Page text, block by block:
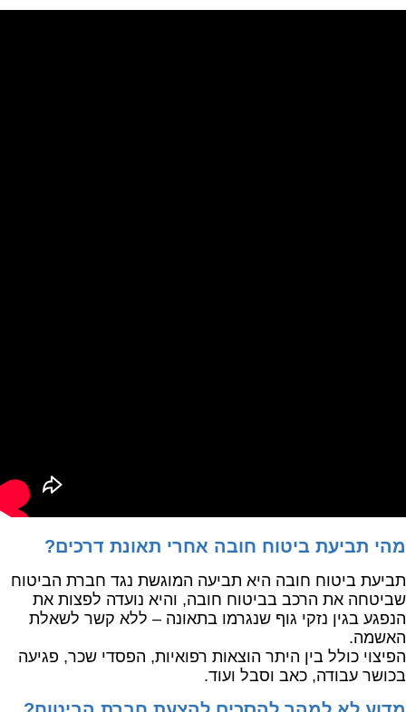
מהי תביעת ביטוח חובה אחרי תאונת דרכים?
תביעת ביטוח חובה היא תביעה המוגשת נגד חברת הביטוח
שביטחה את הרכב בביטוח חובה, והיא נועדה לפצות את
הנפגע בגין נזקי גוף שנגרמו בתאונה – ללא קשר לשאלת
האשמה.
הפיצוי כולל בין היתר הוצאות רפואיות, הפסדי שכר, פגיעה
בכושר עבודה, כאב וסבל ועוד.